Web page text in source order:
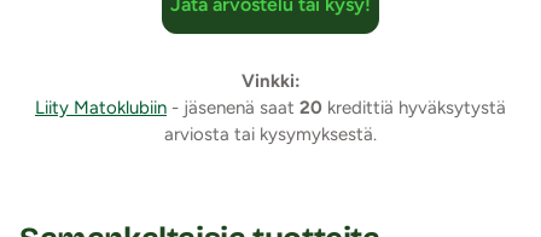
Vinkki:
Liity Matoklubiin - jäsenenä saat 20 kredittiä hyväksytystä
arviosta tai kysymyksestä.